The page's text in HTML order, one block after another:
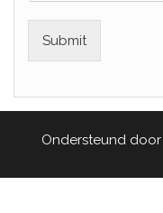
Submit
Ondersteund door